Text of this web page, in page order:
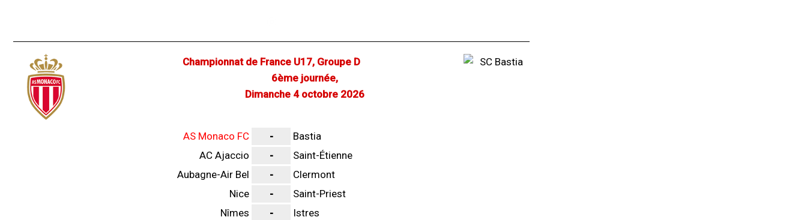
Championnat de France U17, Groupe D
6ème journée,
Dimanche 4 octobre 2026
AS Monaco FC -
Bastia
AC Ajaccio
-
Saint-Étienne
Aubagne-Air Bel
-
Clermont
Nice
-
Saint-Priest
Nîmes
-
Istres